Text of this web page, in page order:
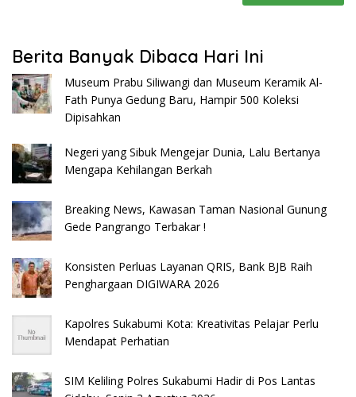
Berita Banyak Dibaca Hari Ini
Museum Prabu Siliwangi dan Museum Keramik Al-
Fath Punya Gedung Baru, Hampir 500 Koleksi
Dipisahkan
Negeri yang Sibuk Mengejar Dunia, Lalu Bertanya
Mengapa Kehilangan Berkah
Breaking News, Kawasan Taman Nasional Gunung
Gede Pangrango Terbakar !
Konsisten Perluas Layanan QRIS, Bank BJB Raih
Penghargaan DIGIWARA 2026
Kapolres Sukabumi Kota: Kreativitas Pelajar Perlu
Mendapat Perhatian
SIM Keliling Polres Sukabumi Hadir di Pos Lantas